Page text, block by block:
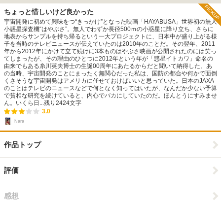
ちょっと惜しいけど良かった
宇宙開発に初めて興味をつ“きっかけ”となった映画「HAYABUSA」世界初の無人
小惑星探査機“はやぶさ”。無人でわずか長径500ｍの小惑星に降り立ち、さらに
地表からサンプルを持ち帰るという一大プロジェクトに、日本中が盛り上がる様
子を当時のテレビニュースが伝えていたのは2010年のことだ。その翌年、2011
年から2012年にかけて立て続けに3本ものはやぶさ映画が公開されたのには笑っ
てしまったが、その理由のひとつに2012年という年が「惑星イトカワ」命名の
由来でもある糸川英夫博士の生誕00周年にあたるからだと聞いて納得した。あ
の当時、宇宙開発のことにまったく無関心だった私は、国防の都合や何かで面倒
くさそうな宇宙開発はアメリカに任せておけばいいと思っていた。日本のJAXA
のことはテレビのニュースなどで何となく知ってはいたが、なんだか少ない予算
で貧相な研究を続けていると、内心でバカにしていたのだ。ほんとうにすみませ
ん。いくら日...残り 2424文字
3.0
Nara
PICKUP
作品トップ
評価
感想